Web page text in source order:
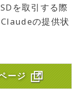
を取引する際
の提供状
ージ